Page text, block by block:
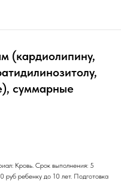
(кардиолипину,
суммарные
Кровь. Срок выполнения: 5
руб ребенку до 10 лет. Подготовка